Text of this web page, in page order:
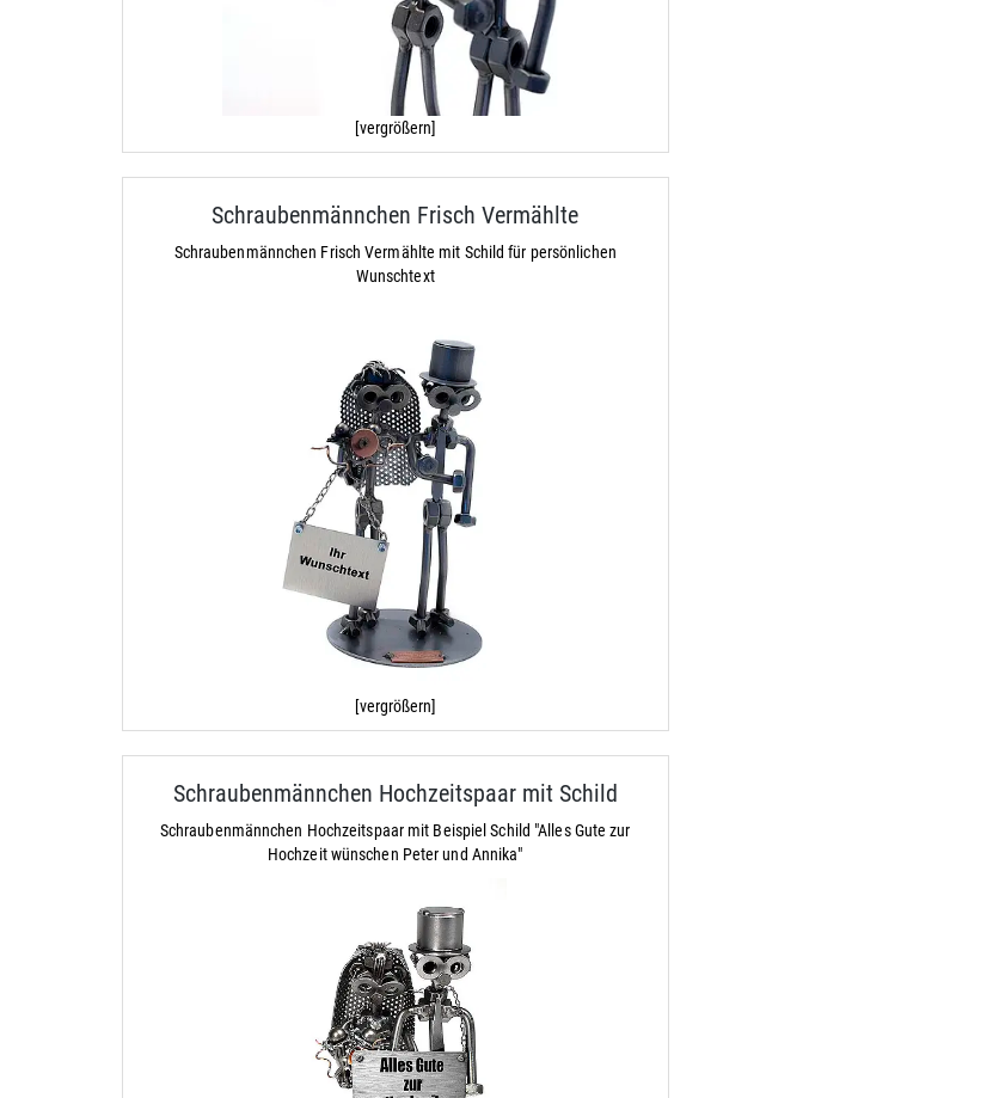
[vergrößern]
Schraubenmännchen Frisch Vermählte
Schraubenmännchen Frisch Vermählte mit Schild für persönlichen
Wunschtext
[vergrößern]
Schraubenmännchen Hochzeitspaar mit Schild
Schraubenmännchen Hochzeitspaar mit Beispiel Schild "Alles Gute zur
Hochzeit wünschen Peter und Annika"